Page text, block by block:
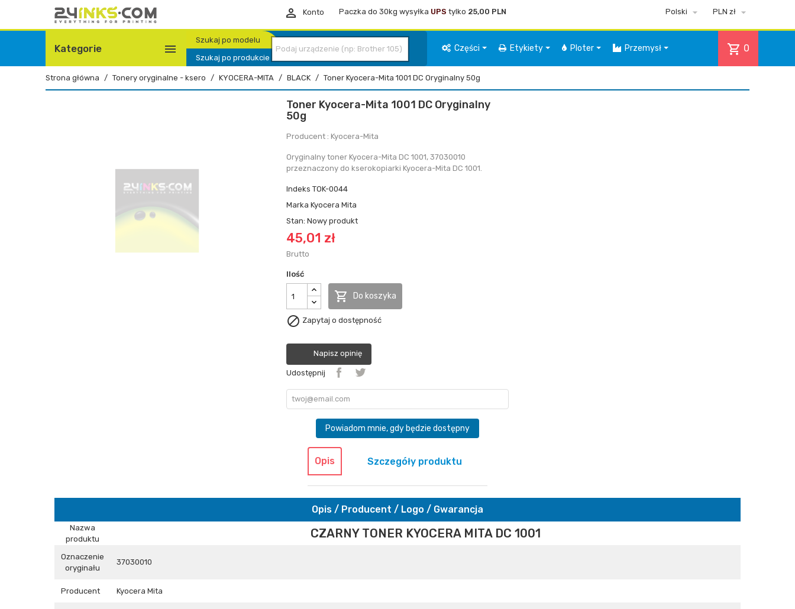
 Konto Paczka do 30kg wysyłka UPS tylko 25,00 PLN Polski  PLN zł 
Kategorie 
Szukaj po modelu
Szukaj po produkcie
shopping_cart 0
Części Etykiety Ploter Przemysł
Strona główna Tonery oryginalne - ksero KYOCERA-MITA BLACK Toner Kyocera-Mita 1001 DC Oryginalny 50g
Toner Kyocera-Mita 1001 DC Oryginalny
50g
Producent : Kyocera-Mita
Oryginalny toner Kyocera-Mita DC 1001, 37030010
przeznaczony do kserokopiarki Kyocera-Mita DC 1001.
Indeks TOK-0044
Marka Kyocera Mita
Stan: Nowy produkt
45,01 zł
Brutto
Ilość
 Do koszyka
 Zapytaj o dostępność
Napisz opinię
Udostępnij
Powiadom mnie, gdy będzie dostępny
Opis Szczegóły produktu
Opis / Producent / Logo / Gwarancja
Nazwa
produktu
CZARNY TONER KYOCERA MITA DC 1001
Oznaczenie
oryginału
37030010
Producent Kyocera Mita